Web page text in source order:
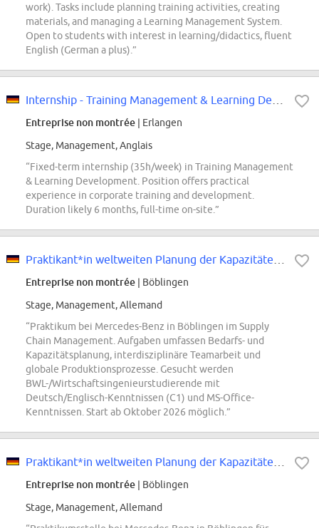
work). Tasks include planning training activities, creating
materials, and managing a Learning Management System.
Open to students with interest in learning/didactics, fluent
English (German a plus).”
Entreprise non montrée | Erlangen
Stage, Management, Anglais
“Fixed-term internship (35h/week) in Training Management
& Learning Development. Position offers practical
experience in corporate training and development.
Duration likely 6 months, full-time on-site.”
Entreprise non montrée | Böblingen
Stage, Management, Allemand
“Praktikum bei Mercedes-Benz in Böblingen im Supply
Chain Management. Aufgaben umfassen Bedarfs- und
Kapazitätsplanung, interdisziplinäre Teamarbeit und
globale Produktionsprozesse. Gesucht werden
BWL-/Wirtschaftsingenieurstudierende mit
Deutsch/Englisch-Kenntnissen (C1) und MS-Office-
Kenntnissen. Start ab Oktober 2026 möglich.”
Entreprise non montrée | Böblingen
Stage, Management, Allemand